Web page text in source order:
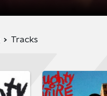
Tracks